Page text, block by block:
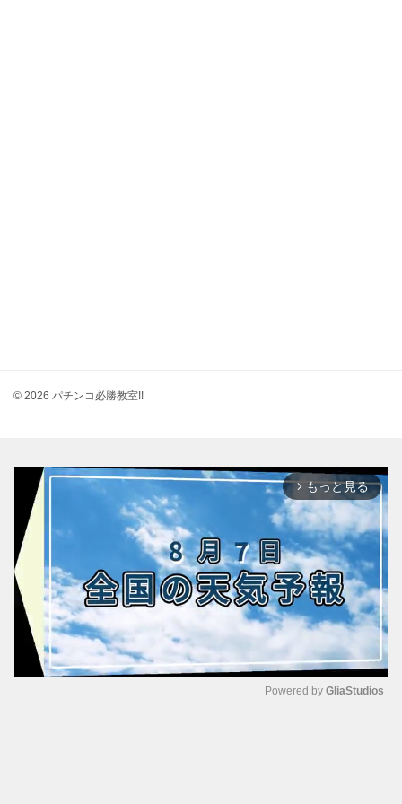
© 2026 パチンコ必勝教室!!
arrow_forward_ios もっと見る
Powered by GliaStudios